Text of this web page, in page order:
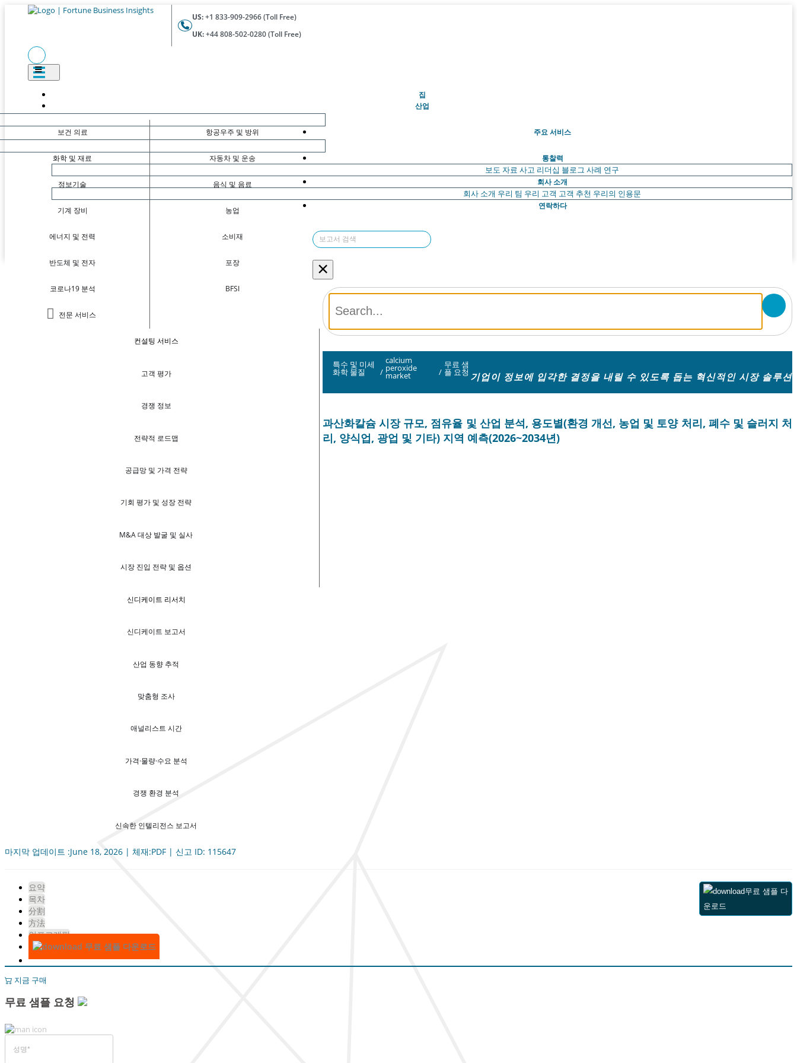
US:+1 833-909-2966 (Toll Free)
UK:+44 808-502-0280 (Toll Free)
집(현재의)
산업
보건 의료
화학 및 재료
정보기술
기계 장비
에너지 및 전력
반도체 및 전자
코로나19 분석
전문 서비스
항공우주 및 방위
자동차 및 운송
음식 및 음료
농업
소비재
포장
BFSI
주요 서비스
컨설팅 서비스
고객 평가
경쟁 정보
전략적 로드맵
공급망 및 가격 전략
기회 평가 및 성장 전략
M&A 대상 발굴 및 실사
시장 진입 전략 및 옵션
신디케이트 리서치
신디케이트 보고서
산업 동향 추적
맞춤형 조사
애널리스트 시간
가격·물량·수요 분석
경쟁 환경 분석
신속한 인텔리전스 보고서
통찰력
보도 자료 사고 리더십 블로그 사례 연구
회사 소개
회사 소개 우리 팀 우리 고객 고객 추천 우리의 인용문
연락하다
×
특수 및 미세
화학 물질 /
calcium
peroxide
market /
무료 샘
플 요청 기업이 정보에 입각한 결정을 내릴 수 있도록 돕는 혁신적인 시장 솔루션
과산화칼슘 시장 규모, 점유율 및 산업 분석, 용도별(환경 개선, 농업 및 토양 처리, 폐수 및 슬러지 처
리, 양식업, 광업 및 기타) 지역 예측(2026~2034년)
마지막 업데이트 :June 18, 2026 | 체재:PDF | 신고 ID: 115647
요약
목차
分割
方法
인포그래픽
무료 샘플 다운로드
무료 샘플 다
운로드
지금 구매
무료 샘플 요청